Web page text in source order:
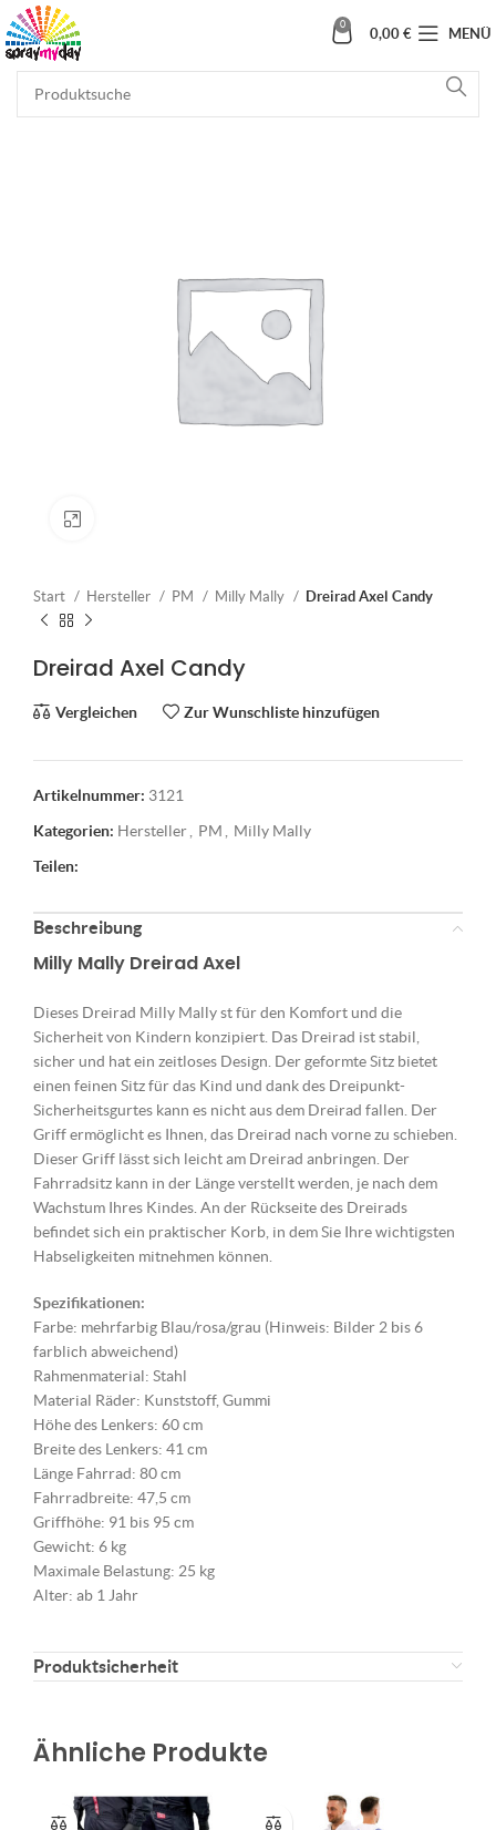
0
0,00 € MENÜ
Start Hersteller PM Milly Mally Dreirad Axel Candy
Dreirad Axel Candy
Vergleichen Zur Wunschliste hinzufügen
Artikelnummer: 3121
Kategorien: Hersteller PM
Milly Mally
Teilen:
Beschreibung
Milly Mally Dreirad Axel
Dieses Dreirad Milly Mally st für den Komfort und die
Sicherheit von Kindern konzipiert. Das Dreirad ist stabil,
sicher und hat ein zeitloses Design. Der geformte Sitz bietet
einen feinen Sitz für das Kind und dank des Dreipunkt-
Sicherheitsgurtes kann es nicht aus dem Dreirad fallen. Der
Griff ermöglicht es Ihnen, das Dreirad nach vorne zu schieben.
Dieser Griff lässt sich leicht am Dreirad anbringen. Der
Fahrradsitz kann in der Länge verstellt werden, je nach dem
Wachstum Ihres Kindes. An der Rückseite des Dreirads
befindet sich ein praktischer Korb, in dem Sie Ihre wichtigsten
Habseligkeiten mitnehmen können.
Spezifikationen:
Farbe: mehrfarbig Blau/rosa/grau (Hinweis: Bilder 2 bis 6
farblich abweichend)
Rahmenmaterial: Stahl
Material Räder: Kunststoff, Gummi
Höhe des Lenkers: 60 cm
Breite des Lenkers: 41 cm
Länge Fahrrad: 80 cm
Fahrradbreite: 47,5 cm
Griffhöhe: 91 bis 95 cm
Gewicht: 6 kg
Maximale Belastung: 25 kg
Alter: ab 1 Jahr
Produktsicherheit
Ähnliche Produkte